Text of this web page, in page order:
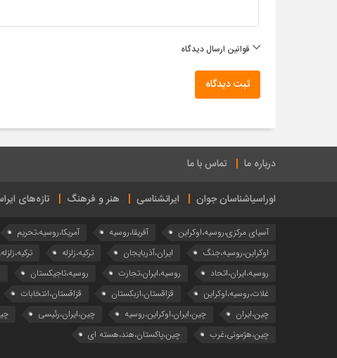
قوانین ارسال دیدگاه
ثبت دیدگاه
درباره ما تماس با ما
اوراسیاشناسان جوان ایرانشناسی هنر و فرهنگ تازه‌های
آسیای مرکزی،روسیه،اوکراین آفریقا،روسیه آمریکا،روسیه،تحریم
اوکراین،روسیه،جنگ
ایران،آذربایجان ترکیه،زلزله
روسیه،ایران،اتحاد
روسیه،ایران،تجارت روسیه،تاجیکستان
غلات،روسیه،اوکراین
قزاقستان،ازبکستان قزاقستان،انتخابات
چین،ایران
چین،ایران،اوکراین،روسیه چین،ایران،رئیسی
چین،هژمونی،غرب
چین،پاکستان،هند،هسته ای